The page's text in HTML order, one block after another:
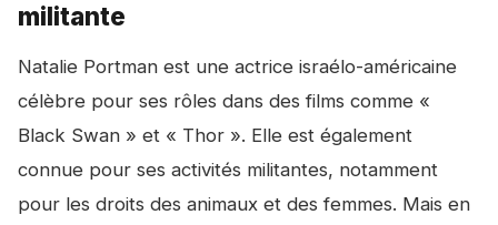
militante
Natalie Portman est une actrice israélo-américaine
célèbre pour ses rôles dans des films comme «
Black Swan » et « Thor ». Elle est également
connue pour ses activités militantes, notamment
pour les droits des animaux et des femmes. Mais en